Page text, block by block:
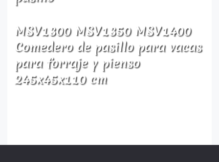
MSV1300 MSV1350 MSV1400
Comedero de pasillo para vacas
para forraje y pienso
245x45x110 cm